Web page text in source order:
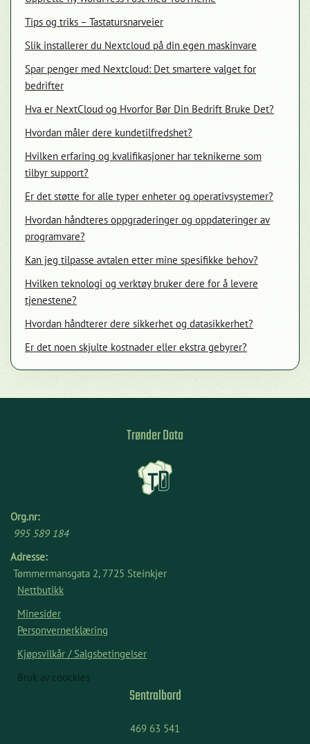
Tips og triks – Tastatursnarveier
Slik installerer du Nextcloud på din egen maskinvare
Spar penger med Nextcloud: Det smartere valget for
bedrifter
Hva er NextCloud og Hvorfor Bør Din Bedrift Bruke Det?
Hvordan måler dere kundetilfredshet?
Hvilken erfaring og kvalifikasjoner har teknikerne som
tilbyr support?
Er det støtte for alle typer enheter og operativsystemer?
Hvordan håndteres oppgraderinger og oppdateringer av
programvare?
Kan jeg tilpasse avtalen etter mine spesifikke behov?
Hvilken teknologi og verktøy bruker dere for å levere
tjenestene?
Hvordan håndterer dere sikkerhet og datasikkerhet?
Er det noen skjulte kostnader eller ekstra gebyrer?
Trønder Data
Org.nr:
995 589 184
Adresse:
Tømmermansgata 2, 7725 Steinkjer
Nettbutikk
Minesider
Personvernerklæring
Kjøpsvilkår / Salgsbetingelser
Bruk av coockies
Sentralbord
469 63 541